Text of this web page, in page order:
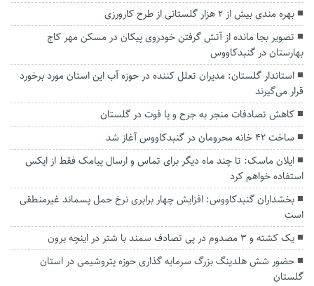
بهره مندی بیش از ۲ هزار گلستانی از طرح کارورزی
تصویر بجا مانده از آتش گرفتن خودروی پیکان در مسکن مهر کاج
بهارستان در گنبدکاووس
استاندار گلستان: مدیران تعلل کننده در حوزه آب این استان مورد برخورد
قرار می‌گیرند
کاهش تصادفات منجر به جرح و یا فوت در گلستان
ساخت ۴۲ خانه محرومان در گنبدکاووس آغاز شد
ایلان ماسک: تا چند ماه دیگر برای تماس و ارسال پیامک فقط از ایکس
استفاده خواهم کرد
بخشداران گنبدکاووس: افزایش چهار برابری نرخ حمل پسماند غیرمنطقی
است
یک کشته و ۳ مصدوم در پی تصادف سمند با شتر در اینچه برون
حضور شش هلدینگ بزرگ سرمایه گذاری حوزه پتروشیمی در استان
گلستان